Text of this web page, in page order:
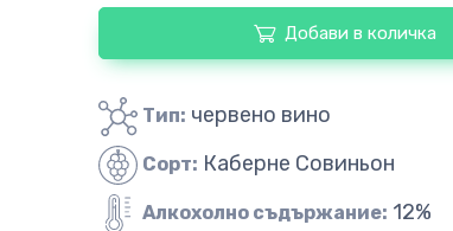
Добави в количка
Тип: червено вино
Сорт: Каберне Совиньон
Алкохолно съдържание: 12%